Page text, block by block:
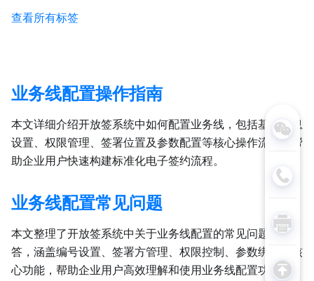
查看所有标签
业务线配置操作指南
本文详细介绍开放签系统中如何配置业务线，包括基本信息
设置、权限管理、签署位置及参数配置等核心操作流程，帮
助企业用户快速构建标准化电子签约流程。
业务线配置常见问题
本文整理了开放签系统中关于业务线配置的常见问题及解
答，涵盖编号设置、签署方管理、权限控制、参数绑定等核
心功能，帮助企业用户高效理解和使用业务线配置功能。